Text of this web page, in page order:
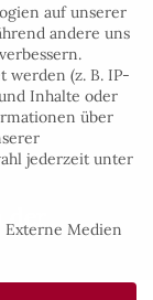
auf unserer
andere uns
werden (z. B. IP-
Inhalte oder
über
jederzeit unter
Externe Medien